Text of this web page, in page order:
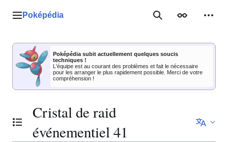
Menu principal
Poképédia RechercherApparence
Poképédia subit actuellement quelques soucis
techniques !
L'équipe est au courant des problèmes et fait le nécessaire
pour les arranger le plus rapidement possible. Merci de votre
compréhension !
Basculer la table des matières
Cristal de raid
événementiel 41